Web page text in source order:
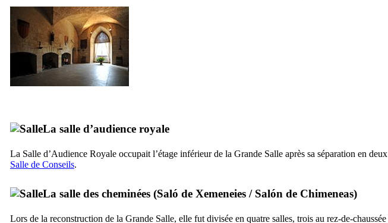
La salle d’audience royale
La Salle d’Audience Royale occupait l’étage inférieur de la Grande Salle après sa séparation en
Salle de Conseils.
La salle des cheminées (Saló de Xemeneies / Salón de Chimeneas)
Lors de la reconstruction de la Grande Salle, elle fut divisée en quatre salles, trois au rez-de-